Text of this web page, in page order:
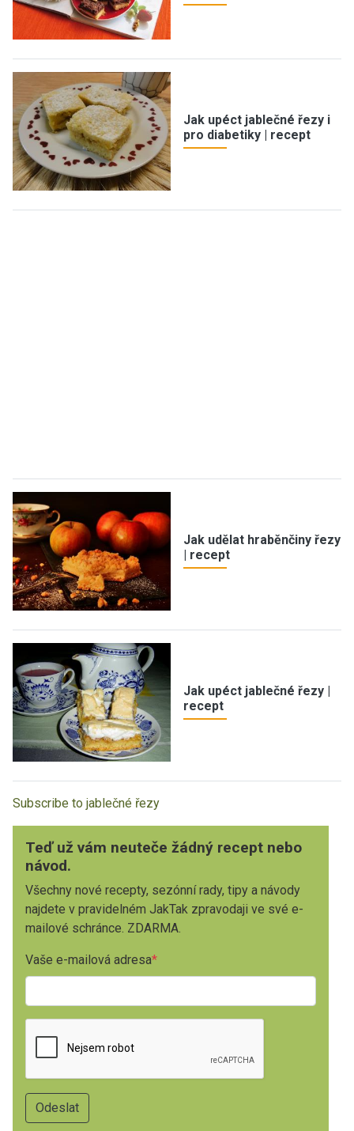
Jak upéct jablečné řezy i
pro diabetiky | recept
Jak udělat hraběnčiny řezy
| recept
Jak upéct jablečné řezy |
recept
Subscribe to jablečné řezy
Teď už vám neuteče žádný recept nebo
návod.
Všechny nové recepty, sezónní rady, tipy a návody
najdete v pravidelném JakTak zpravodaji ve své e-
mailové schránce. ZDARMA.
Vaše e-mailová adresa